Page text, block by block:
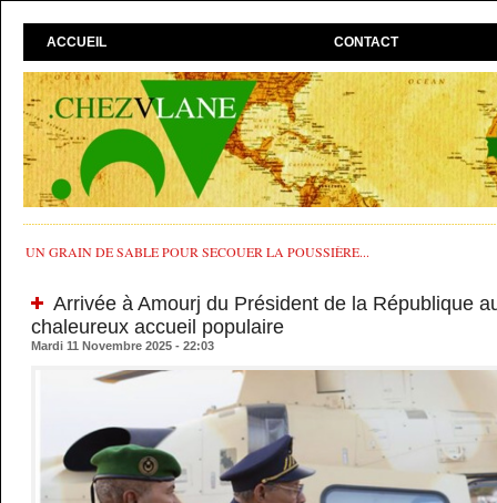
ACCUEIL CONTACT
UN GRAIN DE SABLE POUR SECOUER LA POUSSIÈRE...
Arrivée à Amourj du Président de la République
chaleureux accueil populaire
Mardi 11 Novembre 2025 - 22:03